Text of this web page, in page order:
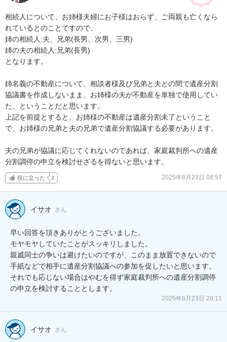
相続人について、お姉様夫婦にお子様はおらず、ご両親も亡くなら
れているとのことですので、
姉の相続人:夫、兄弟(長男、次男、三男)
姉の夫の相続人:兄弟(長男)
となります。
姉名義の不動産について、相談者様及び兄弟と夫との間で遺産分割
協議書を作成しないまま、お姉様の夫が不動産を単独で使用してい
た、ということだと思います。
上記を前提とすると、お姉様の不動産は遺産分割未了ということ
で、お姉様の兄弟と夫の兄弟で遺産分割協議する必要があります。
夫の兄弟が協議に応じてくれないのであれば、家庭裁判所への遺産
分割調停の申立を検討せざるを得ないと思います。
役に立った 2 2025年6月23日 08:57
イサオ さん
早い回答を頂きありがとうございました。
モヤモヤしていたことがスッキリしました。
親戚同士の争いは避けたいのですが、このまま放置できないので
手紙などで相手に遺産分割協議への参加を促したいと思います。
それでも応じない場合はやむを得ず家庭裁判所への遺産分割調停
の申立を検討することとします。
2025年6月23日 20:11
イサオ さん